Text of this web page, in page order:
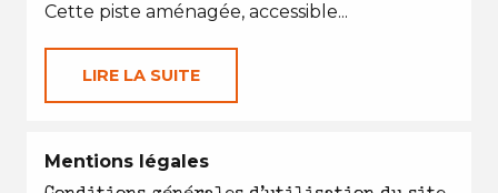
Cette piste aménagée, accessible...
LIRE LA SUITE
Mentions légales